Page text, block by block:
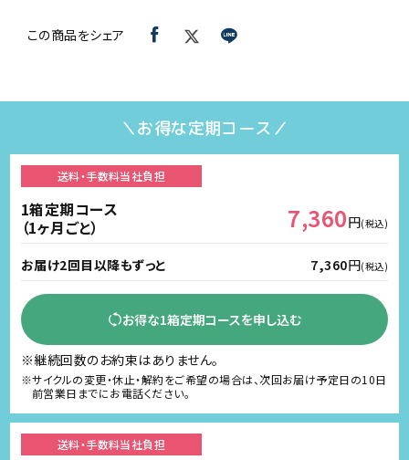
この商品をシェア
＼お得な定期コース／
送料・手数料当社負担
1箱定期コース
（1ヶ月ごと）
7,360円(税込)
お届け2回目以降もずっと 7,360円(税込)
お得な1箱定期コースを申し込む
※継続回数のお約束はありません。
※サイクルの変更・休止・解約をご希望の場合は、次回お届け予定日の10日
前営業日までにお電話ください。
送料・手数料当社負担